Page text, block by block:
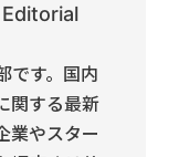
です。国内
関する最新
業やスター